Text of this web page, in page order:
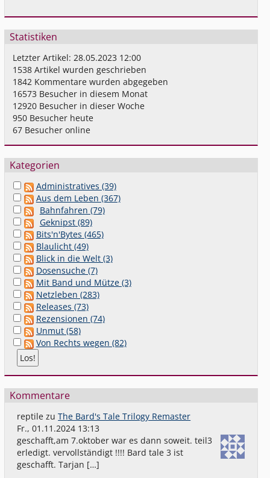
Statistiken
Letzter Artikel:28.05.2023 12:00
1538 Artikel wurden geschrieben
1842 Kommentare wurden abgegeben
16573 Besucher in diesem Monat
12920 Besucher in dieser Woche
950 Besucher heute
67 Besucher online
Kategorien
Administratives (39)
Aus dem Leben (367)
Bahnfahren (79)
Geknipst (89)
Bits'n'Bytes (465)
Blaulicht (49)
Blick in die Welt (3)
Dosensuche (7)
Mit Band und Mütze (3)
Netzleben (283)
Releases (73)
Rezensionen (74)
Unmut (58)
Von Rechts wegen (82)
Kommentare
reptile zuThe Bard's Tale Trilogy Remaster
Fr., 01.11.2024 13:13
geschafft,am 7.oktober war es dann soweit. teil3
erledigt. vervollständigt !!!! Bard tale 3 ist
geschafft. Tarjan […]